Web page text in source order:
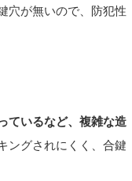
穴が無いので、防犯性
ているなど、複雑な造
ングされにくく、合鍵